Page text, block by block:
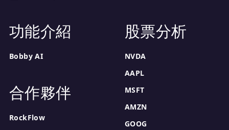
功能介紹
Bobby AI
合作夥伴
RockFlow
股票分析
NVDA
AAPL
MSFT
AMZN
GOOG